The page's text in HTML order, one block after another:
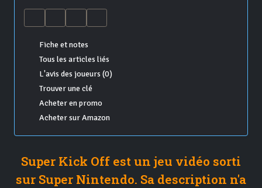
Fiche et notes
Tous les articles liés
L'avis des joueurs (0)
Trouver une clé
Acheter en promo
Acheter sur Amazon
Super Kick Off est un jeu vidéo sorti
sur Super Nintendo. Sa description n'a